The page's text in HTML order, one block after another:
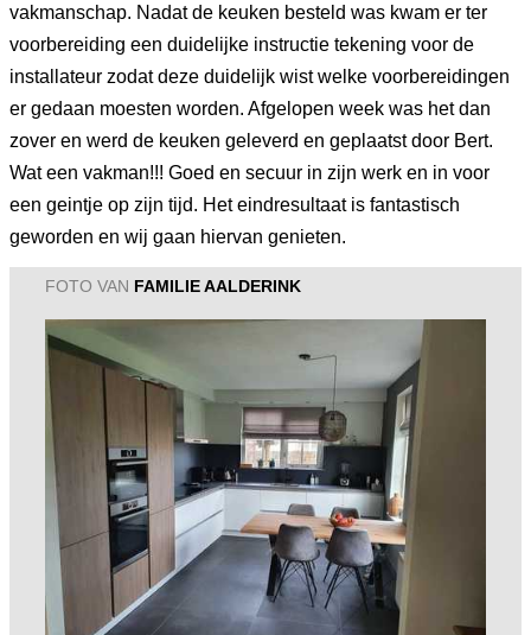
vakmanschap. Nadat de keuken besteld was kwam er ter
voorbereiding een duidelijke instructie tekening voor de
installateur zodat deze duidelijk wist welke voorbereidingen
er gedaan moesten worden. Afgelopen week was het dan
zover en werd de keuken geleverd en geplaatst door Bert.
Wat een vakman!!! Goed en secuur in zijn werk en in voor
een geintje op zijn tijd. Het eindresultaat is fantastisch
geworden en wij gaan hiervan genieten.
FOTO VAN FAMILIE AALDERINK